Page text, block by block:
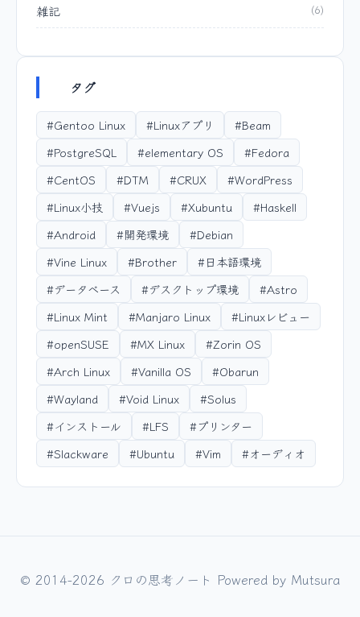
雑記 (6)
タグ
#Gentoo Linux #Linuxアプリ
#Beam
#PostgreSQL
#elementary OS
#Fedora
#CentOS
#DTM #CRUX
#WordPress
#Linux小技
#Vuejs #Xubuntu
#Haskell
#Android
#開発環境
#Debian
#Vine Linux
#Brother
#日本語環境
#データベース
#デスクトップ環境
#Astro
#Linux Mint
#Manjaro Linux
#Linuxレビュー
#openSUSE
#MX Linux
#Zorin OS
#Arch Linux
#Vanilla OS
#Obarun
#Wayland
#Void Linux
#Solus
#インストール
#LFS
#プリンター
#Slackware
#Ubuntu #Vim #オーディオ
© 2014-2026 クロの思考ノート Powered by Mutsura